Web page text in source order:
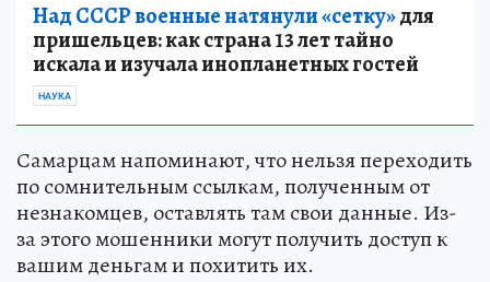
Над СССР военные натянули «сетку»для
пришельцев: как страна 13 лет тайно
искала и изучала инопланетных гостей
НАУКА
Самарцам напоминают, что нельзя переходить
по сомнительным ссылкам, полученным от
незнакомцев, оставлять там свои данные. Из-
за этого мошенники могут получить доступ к
вашим деньгам и похитить их.